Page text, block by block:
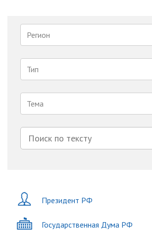
Регион
Тип
Тема
Президент РФ
Государственная Дума РФ